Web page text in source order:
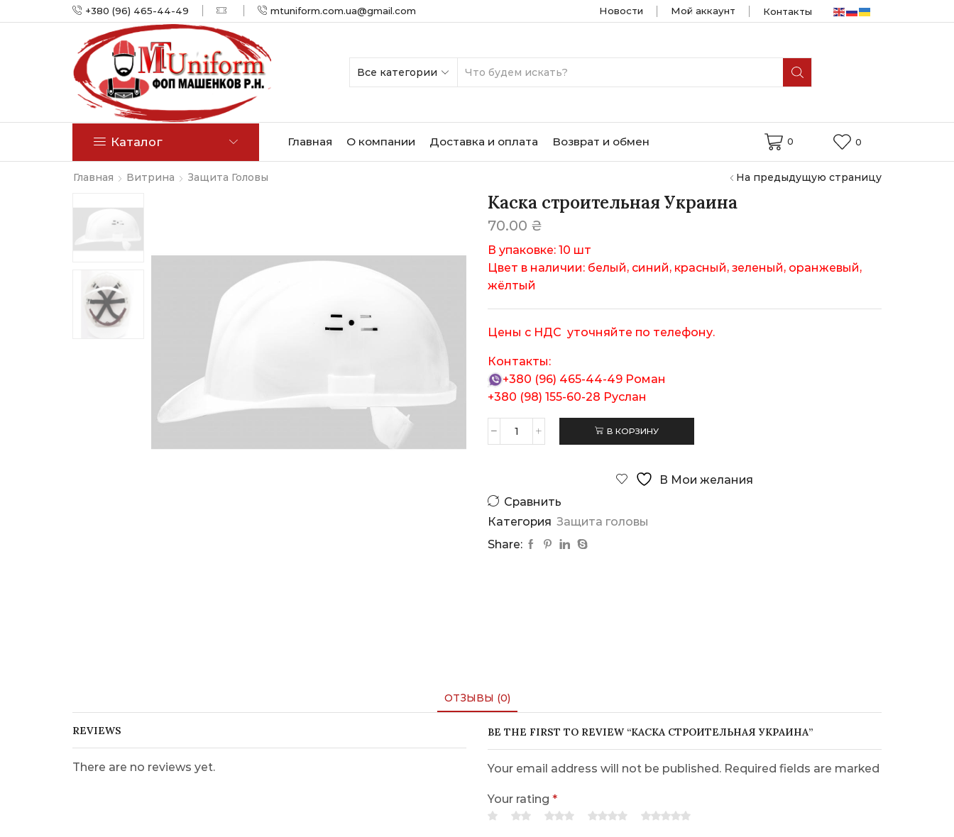
+380 (96) 465-44-49 mtuniform.com.ua@gmail.com Новости Мой аккаунт Контакты
Каталог Главная О компании Доставка и оплата Возврат и обмен 0 0
Главная Витрина Защита Головы На предыдущую страницу
Каска строительная Украина
70.00 ₴
В упаковке: 10 шт
Цвет в наличии: белый, синий, красный, зеленый, оранжевый,
жёлтый
Цены c НДС уточняйте по телефону.
Контакты:
+380 (96) 465-44-49 Роман
+380 (98) 155-60-28 Руслан
Количество
В КОРЗИНУ
В Мои желания
Сравнить
Категория Защита головы
Share:
ОТЗЫВЫ (0)
REVIEWS
There are no reviews yet.
BE THE FIRST TO REVIEW “КАСКА СТРОИТЕЛЬНАЯ УКРАИНА”
Your email address will not be published. Required fields are marked
Your rating *